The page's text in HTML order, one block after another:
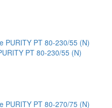
PT 80-230/55 (N)